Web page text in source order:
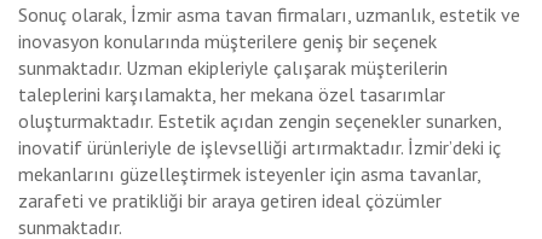
Sonuç olarak, İzmir asma tavan firmaları, uzmanlık, estetik ve
inovasyon konularında müşterilere geniş bir seçenek
sunmaktadır. Uzman ekipleriyle çalışarak müşterilerin
taleplerini karşılamakta, her mekana özel tasarımlar
oluşturmaktadır. Estetik açıdan zengin seçenekler sunarken,
inovatif ürünleriyle de işlevselliği artırmaktadır. İzmir’deki iç
mekanlarını güzelleştirmek isteyenler için asma tavanlar,
zarafeti ve pratikliği bir araya getiren ideal çözümler
sunmaktadır.